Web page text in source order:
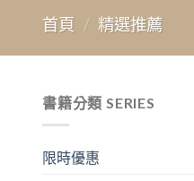
首頁 / 精選推薦
書籍分類 SERIES
限時優惠